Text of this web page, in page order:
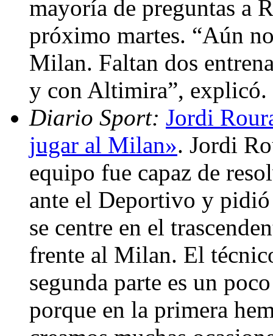
mayoría de preguntas a
próximo martes. “Aún
Milan. Faltan dos
y con Altimira”,
Diario Sport: Jordi
jugar al Milan». Jordi
equipo fue capaz de
ante el Deportivo y
se centre en el
frente al Milan. El
segunda parte es un
porque en la primera